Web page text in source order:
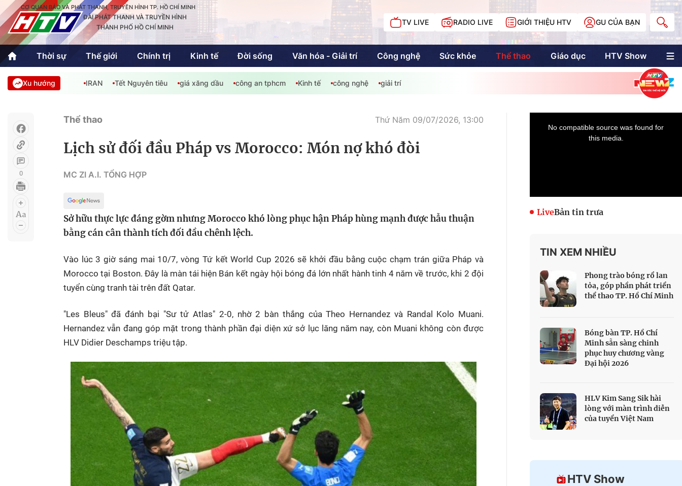
CƠ QUAN BÁO VÀ PHÁT THANH, TRUYỀN HÌNH TP. HỒ CHÍ MINH
ĐÀI PHÁT THANH VÀ TRUYỀN HÌNH
THÀNH PHỐ HỒ CHÍ MINH
TV LIVE RADIO LIVE GIỚI THIỆU HTV GU CỦA BẠN
Thời sự Thế giới Chính trị Kinh tế Đời sống Văn hóa - Giải trí Công nghệ Sức khỏe Thể thao Giáo dục HTV Show
Thời sự
Thể thao
Quốc tế
Văn hóa - Giải trí
Giáo dục Kinh tế
An Sinh
Công nghệ
Sự kiện quan tâm
Chuyên đề
Không gian văn hóa
Hồ Chí Minh
Chuyển đổi số
HTV Show
Thành phố không
ngủ
Chậm
Mái ấm gia đình
Các chương trình
khác
Phim truyền hình
Phim tài liệu
Made By Vietnam
Ngày hội HTV
Chung một tấm
Cuộc đua xe đạp
Cúp Truyền hình
SEA Games 33
Multimedia
Multiform
Doanh nhân Sài
Gòn
Xu hướng IRAN Tết Nguyên tiêu giá xăng dầu công an tphcm Kinh tế công nghệ giải trí
0
Thể thao Thứ Năm 09/07/2026, 13:00
Lịch sử đối đầu Pháp vs Morocco: Món nợ khó đòi
MC ZI A.I. TỔNG HỢP
Sở hữu thực lực đáng gờm nhưng Morocco khó lòng phục hận Pháp hùng mạnh được hẫu thuận
bằng cán cân thành tích đối đầu chênh lệch.
Vào lúc 3 giờ sáng mai 10/7, vòng Tứ kết World Cup 2026 sẽ khởi đầu bằng cuộc chạm trán giữa Pháp và
Morocco tại Boston. Đây là màn tái hiện Bán kết ngày hội bóng đá lớn nhất hành tinh 4 năm về trước, khi 2 đội
tuyển cùng tranh tài trên đất Qatar.
"Les Bleus" đã đánh bại "Sư tử Atlas" 2-0, nhờ 2 bàn thắng của Theo Hernandez và Randal Kolo Muani.
Hernandez vẫn đang góp mặt trong thành phần đại diện xứ sở lục lăng năm nay, còn Muani không còn được
HLV Didier Deschamps triệu tập.
LiveBản tin trưa
TIN XEM NHIỀU
Phong trào bóng rổ lan
tỏa, góp phần phát triển
thể thao TP. Hồ Chí Minh
Bóng bàn TP. Hồ Chí
Minh sẵn sàng chinh
phục huy chương vàng
Đại hội 2026
HLV Kim Sang Sik hài
lòng với màn trình diễn
của tuyển Việt Nam
HTV Show